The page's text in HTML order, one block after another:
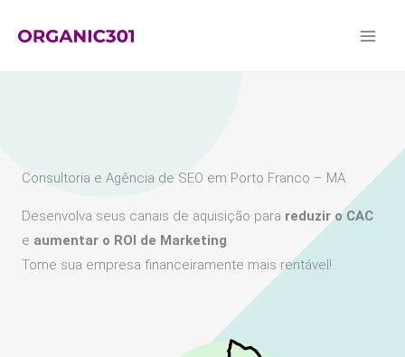
para
Consultoria e Agência de SEO em Porto Franco – MA
Desenvolva seus canais de aquisição para reduzir o CAC
e aumentar o ROI de Marketing.
Torne sua empresa financeiramente mais rentável!